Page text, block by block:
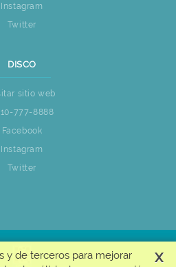
Instagram
Twitter
DISCO
sitio web
777-8888
Facebook
Instagram
Twitter
x
y de terceros para mejorar